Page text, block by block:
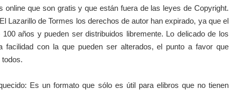
online que son gratis y que están fuera de las leyes de Copyright.
Lazarillo de Tormes los derechos de autor han expirado, ya que el
años y pueden ser distribuidos libremente. Lo delicado de los
facilidad con la que pueden ser alterados, el punto a favor que
todos.
Es un formato que sólo es útil para elibros que no tienen